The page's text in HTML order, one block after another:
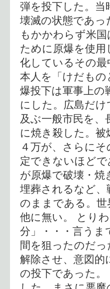
弾を投下した。当
壊滅の状態であ
もかかわらず米
ために原爆を使
化しているその
本人を「けだも
爆投下は軍事上の
にした。広島だ
及ぶ一般市民を
に焼き殺した。
４万が、さらに
定できないほど
が原爆で破壊・
埋葬されるなど、
のままである。
他に無い。 とり
分」・・・言うま
間を狙ったのだ
解除させ、意図
の投下であった